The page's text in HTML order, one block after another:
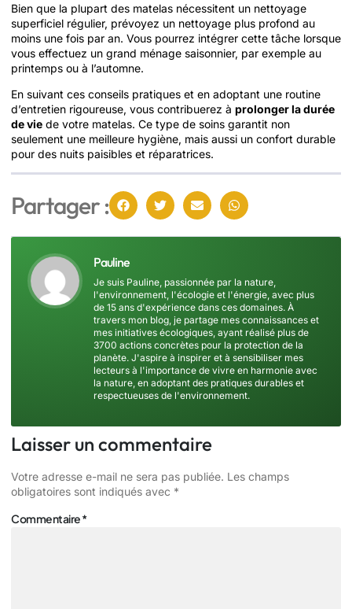
Bien que la plupart des matelas nécessitent un nettoyage
superficiel régulier, prévoyez un nettoyage plus profond au
moins une fois par an. Vous pourrez intégrer cette tâche lorsque
vous effectuez un grand ménage saisonnier, par exemple au
printemps ou à l’automne.
En suivant ces conseils pratiques et en adoptant une routine
d’entretien rigoureuse, vous contribuerez à prolonger la durée
de vie de votre matelas. Ce type de soins garantit non
seulement une meilleure hygiène, mais aussi un confort durable
pour des nuits paisibles et réparatrices.
Partager :
Pauline
Je suis Pauline, passionnée par la nature,
l'environnement, l'écologie et l'énergie, avec plus
de 15 ans d'expérience dans ces domaines. À
travers mon blog, je partage mes connaissances et
mes initiatives écologiques, ayant réalisé plus de
3700 actions concrètes pour la protection de la
planète. J'aspire à inspirer et à sensibiliser mes
lecteurs à l'importance de vivre en harmonie avec
la nature, en adoptant des pratiques durables et
respectueuses de l'environnement.
Laisser un commentaire
Votre adresse e-mail ne sera pas publiée. Les champs
obligatoires sont indiqués avec *
Commentaire*